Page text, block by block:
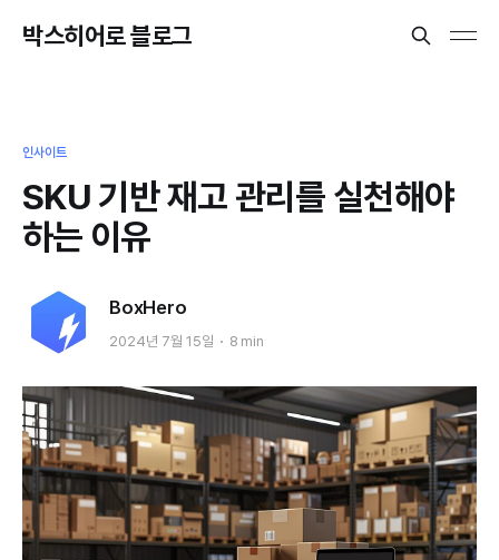
박스히어로 블로그
인사이트
SKU 기반 재고 관리를 실천해야
하는 이유
BoxHero
2024년 7월 15일 8 min